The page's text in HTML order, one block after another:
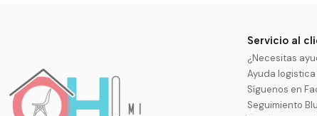
Servicio al
¿Necesitas
Ayuda
Síguenos en
Seguimiento